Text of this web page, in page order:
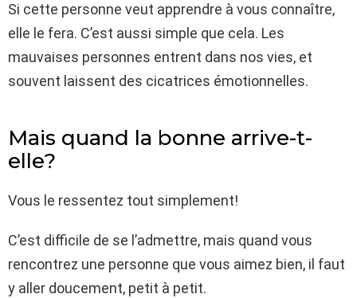
Si cette personne veut apprendre à vous connaître,
elle le fera. C’est aussi simple que cela. Les
mauvaises personnes entrent dans nos vies, et
souvent laissent des cicatrices émotionnelles.
Mais quand la bonne arrive-t-
elle?
Vous le ressentez tout simplement!
C’est difficile de se l’admettre, mais quand vous
rencontrez une personne que vous aimez bien, il faut
y aller doucement, petit à petit.